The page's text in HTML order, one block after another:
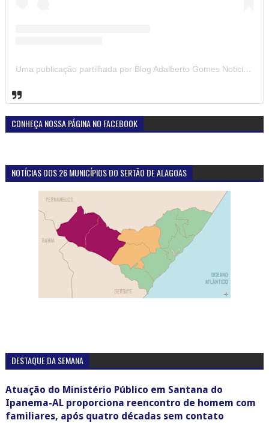
Uma publicação partilhada por Blog Adalberto Gomes Noticias (@blogadalbertogomesnoticiass)
CONHEÇA NOSSA PÁGINA NO FACEBOOK
NOTÍCIAS DOS 26 MUNICÍPIOS DO SERTÃO DE ALAGOAS
DESTAQUE DA SEMANA
Atuação do Ministério Público em Santana do
Ipanema-AL proporciona reencontro de homem com
familiares, após quatro décadas sem contato